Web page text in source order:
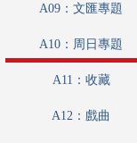
A09：文匯專題
A10：周日專題
A11：收藏
A12：戲曲